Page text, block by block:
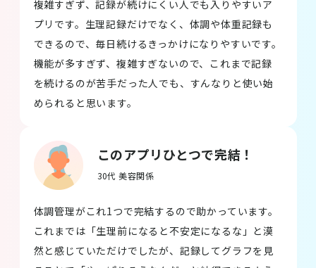
複雑すぎず、記録が続けにくい人でも入りやすいア
プリです。生理記録だけでなく、体調や体重記録も
できるので、毎日続けるきっかけになりやすいです。
機能が多すぎず、複雑すぎないので、これまで記録
を続けるのが苦手だった人でも、すんなりと使い始
められると思います。
このアプリひとつで完結！
30代 美容関係
体調管理がこれ1つで完結するので助かっています。
これまでは「生理前になると不安定になるな」と漠
然と感じていただけでしたが、記録してグラフを見